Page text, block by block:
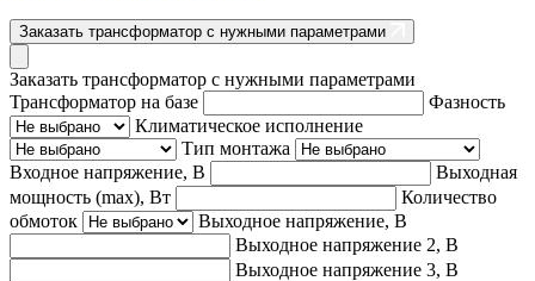
Заказать трансформатор с нужными параметрами
Заказать трансформатор с нужными параметрами
Трансформатор на базе
Фазность
Климатическое исполнение
Тип монтажа
Входное напряжение, В
Выходная
мощность (max), Вт
Количество
обмоток
Выходное напряжение, В
Выходное напряжение 2, В
Выходное напряжение 3, В